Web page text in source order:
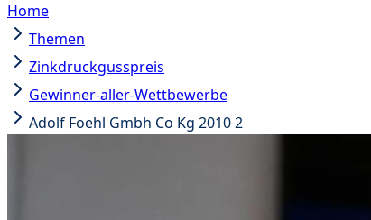
Home
Themen
Zinkdruckgusspreis
Gewinner-aller-Wettbewerbe
Adolf Foehl Gmbh Co Kg 2010 2